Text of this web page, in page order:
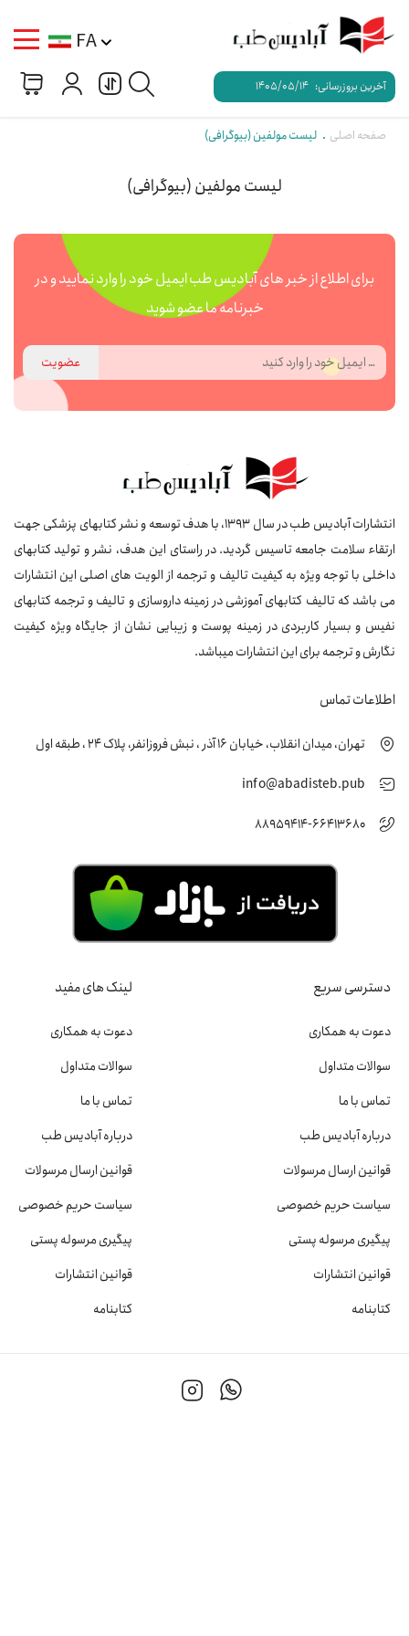
آخرین بروزرسانی: 1405/05/14
FA
صفحه اصلی لیست مولفین (بیوگرافی)
لیست مولفین (بیوگرافی)
برای اطلاع از خبر های آبادیس طب ایمیل خود را وارد نمایید و در
خبرنامه ما عضو شوید
عضویت
انتشارات آبادیس طب در سال 1393، با هدف توسعه و نشر کتابهای پزشکی جهت
ارتقاء سلامت جامعه تاسیس گردید. در راستای این هدف، نشر و تولید کتابهای
داخلی با توجه ویژه به کیفیت تالیف و ترجمه از الویت های اصلی این انتشارات
می باشد که تالیف کتابهای آموزشی در زمینه داروسازی و تالیف و ترجمه کتابهای
نفیس و بسیار کاربردی در زمینه پوست و زیبایی نشان از جایگاه ویژه کیفیت
نگارش و ترجمه برای این انتشارات میباشد.
اطلاعات تماس
تهران، میدان انقلاب، خیابان 16 آذر ، نبش فروزانفر، پلاک 24 ، طبقه اول
info@abadisteb.pub
88959414-66413680
دسترسی سریع
دعوت به همکاری
سوالات متداول
تماس با ما
درباره آبادیس طب
قوانین ارسال مرسولات
سیاست حریم خصوصی
پیگیری مرسوله پستی
قوانین انتشارات
کتابنامه
لینک های مفید
دعوت به همکاری
سوالات متداول
تماس با ما
درباره آبادیس طب
قوانین ارسال مرسولات
سیاست حریم خصوصی
پیگیری مرسوله پستی
قوانین انتشارات
کتابنامه